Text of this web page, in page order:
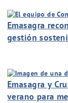
Emasagra
gestión
Emasagra y
verano para